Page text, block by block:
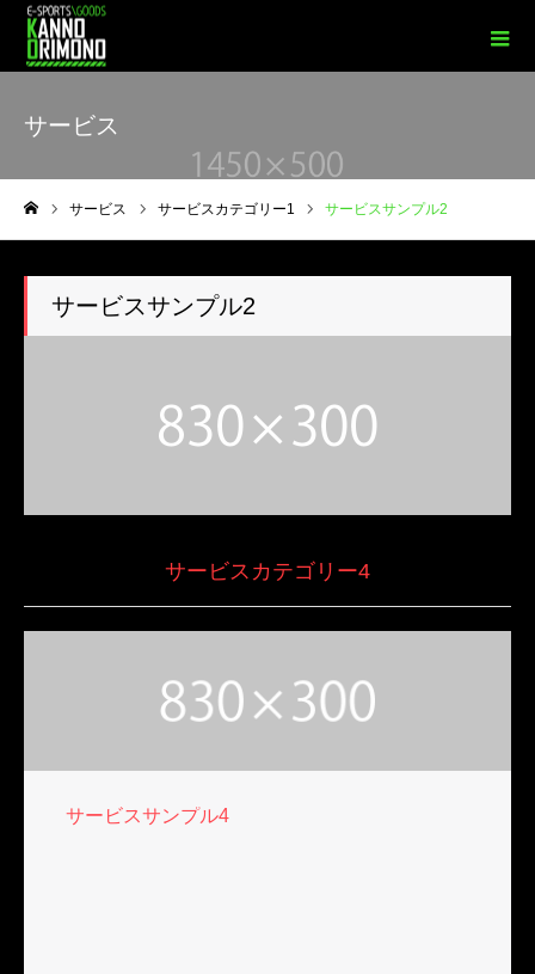
サービス
サービス サービスカテゴリー1 サービスサンプル2
サービスサンプル2
サービスカテゴリー4
サービスサンプル4